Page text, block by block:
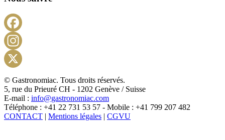
X
© Gastronomiac. Tous droits réservés.
5, rue du Prieuré CH - 1202 Genève / Suisse
E-mail : info@gastronomiac.com
Téléphone : +41 22 731 53 57 - Mobile : +41 799 207 482
CONTACT | Mentions légales | CGVU